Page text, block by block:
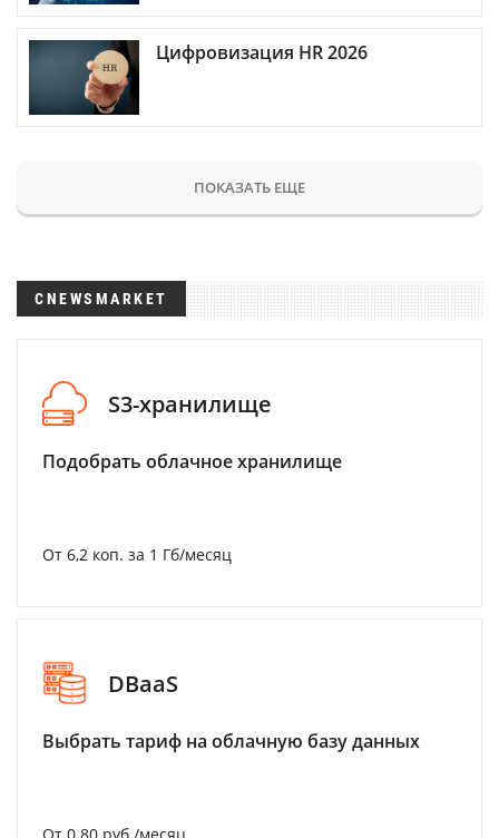
Цифровизация HR 2026
ПОКАЗАТЬ ЕЩЕ
CNEWSMARKET
S3-хранилище
Подобрать облачное хранилище
От 6,2 коп. за 1 Гб/месяц
DBaaS
Выбрать тариф на облачную базу данных